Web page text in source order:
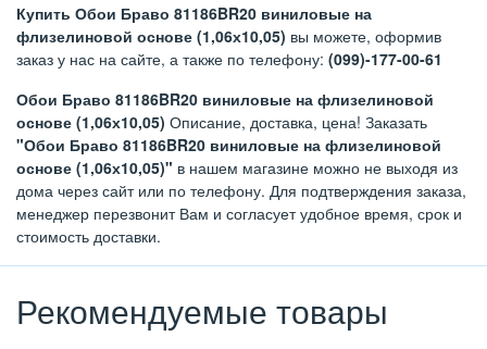
Купить Обои Браво 81186BR20 виниловые на
флизелиновой основе (1,06х10,05) вы можете, оформив
заказ у нас на сайте, а также по телефону: (099)-177-00-61
Обои Браво 81186BR20 виниловые на флизелиновой
основе (1,06х10,05) Описание, доставка, цена! Заказать
"Обои Браво 81186BR20 виниловые на флизелиновой
основе (1,06х10,05)" в нашем магазине можно не выходя из
дома через сайт или по телефону. Для подтверждения заказа,
менеджер перезвонит Вам и согласует удобное время, срок и
стоимость доставки.
Рекомендуемые товары